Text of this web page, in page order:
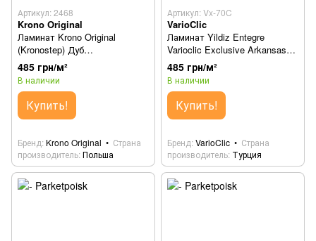
Артикул: 2468
Krono Original
Ламинат Krono Original
(Kronostep) Дуб
Старопольський 2468
485 грн/м²
В наличии
Купить!
Бренд Krono Original
Страна
производитель Польша
Артикул: Vx-70C
VarioClic
Ламинат Yildiz Entegre
Varioclic Exclusive Arkansas
Vx-70C
485 грн/м²
В наличии
Купить!
Бренд VarioClic
Страна
производитель Турция